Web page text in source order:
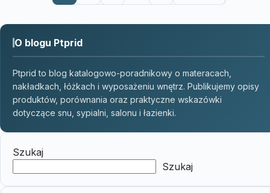
O blogu Ptprid
Ptprid to blog katalogowo-poradnikowy o materacach,
nakładkach, łóżkach i wyposażeniu wnętrz. Publikujemy opisy
produktów, porównania oraz praktyczne wskazówki
dotyczące snu, sypialni, salonu i łazienki.
Szukaj
Szukaj